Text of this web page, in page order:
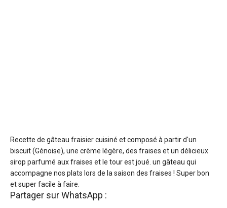
Recette de gâteau fraisier cuisiné et composé à partir d'un
biscuit (Génoise), une crème légère, des fraises et un délicieux
sirop parfumé aux fraises et le tour est joué. un gâteau qui
accompagne nos plats lors de la saison des fraises ! Super bon
et super facile à faire.
Partager sur WhatsApp :